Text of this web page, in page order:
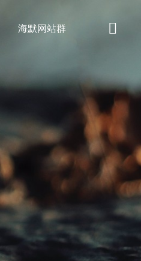
海默网站群 